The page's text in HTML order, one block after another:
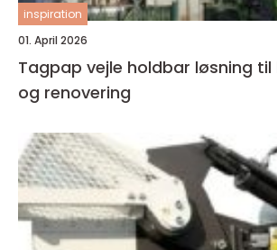
inspiration
01. April 2026
Tagpap vejle holdbar løsning til både nyt tag
og renovering